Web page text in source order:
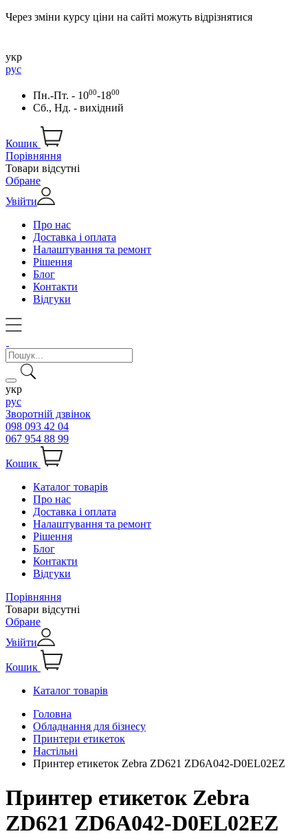
Через зміни курсу ціни на сайті можуть відрізнятися
укр
рус
Пн.-Пт. - 1000-1800
Сб., Нд. - вихідний
Кошик
Порівняння
Товари відсутні
Обране
Увійти
Про нас
Доставка і оплата
Налаштування та ремонт
Рішення
Блог
Контакти
Відгуки
укр
рус
Зворотній дзвінок
098 093 42 04
067 954 88 99
Кошик
Каталог товарів
Про нас
Доставка і оплата
Налаштування та ремонт
Рішення
Блог
Контакти
Відгуки
Порівняння
Товари відсутні
Обране
Увійти
Кошик
Каталог товарів
Головна
Обладнання для бізнесу
Принтери етикеток
Настільні
Принтер етикеток Zebra ZD621 ZD6A042-D0EL02EZ
Принтер етикеток Zebra
ZD621 ZD6A042-D0EL02EZ